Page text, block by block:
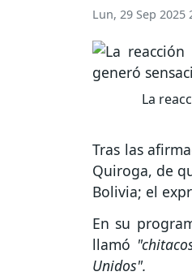
Lun, 29 Sep 2025
La
Tras las
Quiroga, de
Bolivia; el
En su
llamó
Unidos".